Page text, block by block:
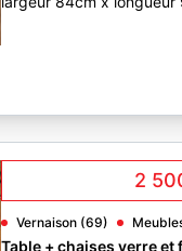
2
Vernaison (69)
Table + chaises verre et